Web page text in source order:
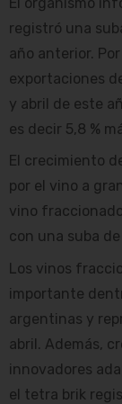
registró una
año anterior.
exportaciones
y abril de este
es decir 5,8 %
El crecimiento
por el vino a
vino
con una suba de
Los vinos
importante
argentinas y
abril. Además,
innovadores
el tetra brik